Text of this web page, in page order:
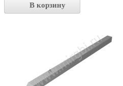
В корзину